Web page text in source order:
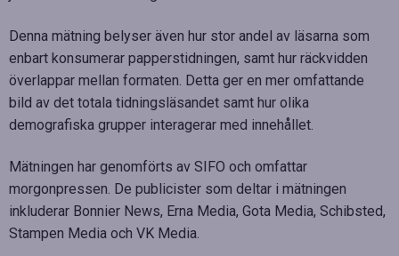
Denna mätning belyser även hur stor andel av läsarna som
enbart konsumerar papperstidningen, samt hur räckvidden
överlappar mellan formaten. Detta ger en mer omfattande
bild av det totala tidningsläsandet samt hur olika
demografiska grupper interagerar med innehållet.
Mätningen har genomförts av SIFO och omfattar
morgonpressen. De publicister som deltar i mätningen
inkluderar Bonnier News, Erna Media, Gota Media, Schibsted,
Stampen Media och VK Media.